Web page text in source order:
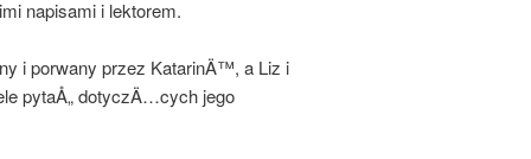
napisami i lektorem.
i porwany przez KatarinÄ™, a Liz i
pytaÅ„ dotyczÄ…cych jego